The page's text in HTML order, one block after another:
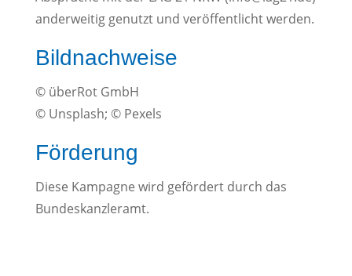
anderweitig genutzt und veröffentlicht werden.
Bildnachweise
© überRot GmbH
© Unsplash; © Pexels
Förderung
Diese Kampagne wird gefördert durch das
Bundeskanzleramt.